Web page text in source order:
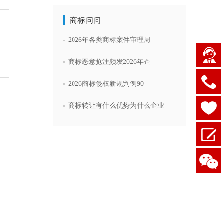
商标问问
2026年各类商标案件审理周
商标恶意抢注频发2026年企
2026商标侵权新规判例90
商标转让有什么优势为什么企业